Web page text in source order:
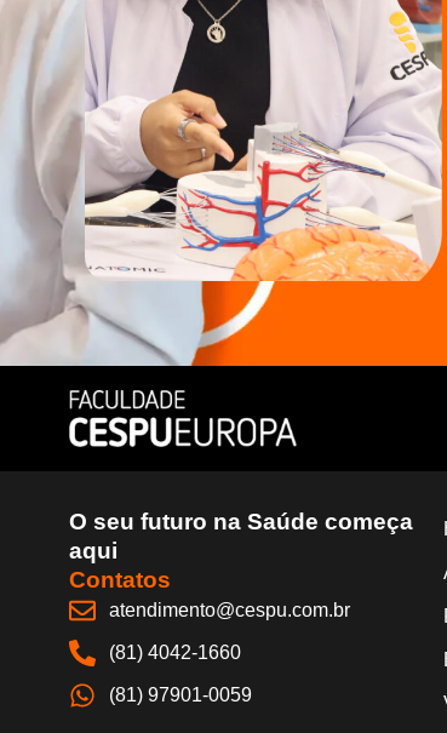
O seu futuro na Saúde começa
aqui
Contatos
atendimento@cespu.com.br
(81) 4042-1660
(81) 97901-0059